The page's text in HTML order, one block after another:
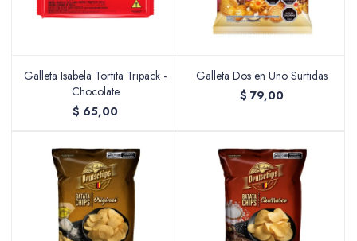
Galleta Isabela Tortita Tripack -
Chocolate
$ 65,00
Galleta Dos en Uno Surtidas
$ 79,00
Pinturas
Soportes Artísticos